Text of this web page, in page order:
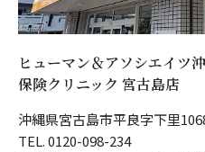
ヒューマン＆アソシエイツ
保険クリニック 宮古島店
沖縄県宮古島市平良字下里
TEL. 0120-098-234